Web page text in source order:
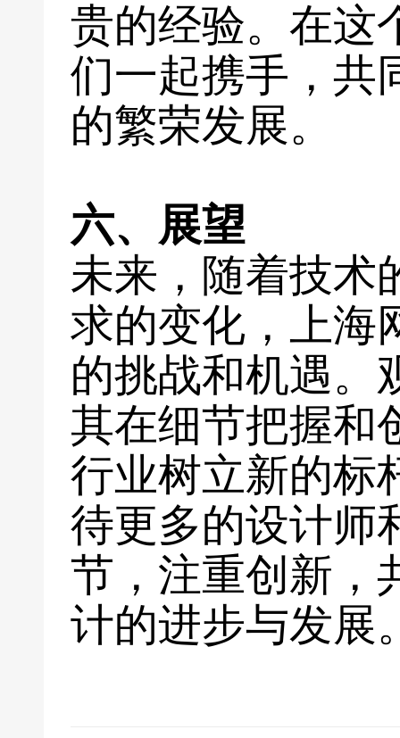
贵的经验。在这
们一起携手，共
的繁荣发展。
六、展望
未来，随着技术
求的变化，上海
的挑战和机遇。
其在细节把握和
行业树立新的标
待更多的设计师
节，注重创新，
计的进步与发展